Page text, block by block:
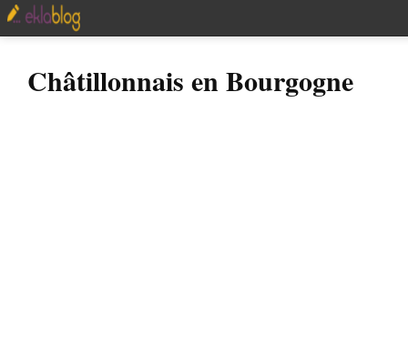
Châtillonnais en Bourgogne